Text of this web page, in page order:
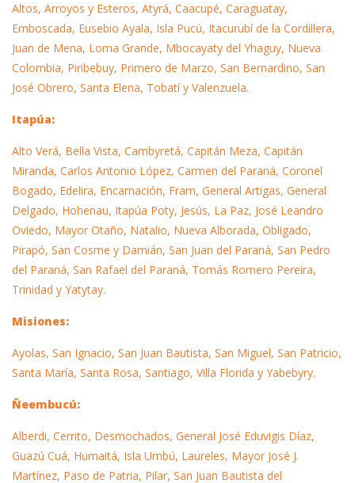
Altos, Arroyos y Esteros, Atyrá, Caacupé, Caraguatay,
Emboscada, Eusebio Ayala, Isla Pucú, Itacurubí de la Cordillera,
Juan de Mena, Loma Grande, Mbocayaty del Yhaguy, Nueva
Colombia, Piribebuy, Primero de Marzo, San Bernardino, San
José Obrero, Santa Elena, Tobatí y Valenzuela.
Itapúa:
Alto Verá, Bella Vista, Cambyretá, Capitán Meza, Capitán
Miranda, Carlos Antonio López, Carmen del Paraná, Coronel
Bogado, Edelira, Encarnación, Fram, General Artigas, General
Delgado, Hohenau, Itapúa Poty, Jesús, La Paz, José Leandro
Oviedo, Mayor Otaño, Natalio, Nueva Alborada, Obligado,
Pirapó, San Cosme y Damián, San Juan del Paraná, San Pedro
del Paraná, San Rafael del Paraná, Tomás Romero Pereira,
Trinidad y Yatytay.
Misiones:
Ayolas, San Ignacio, San Juan Bautista, San Miguel, San Patricio,
Santa María, Santa Rosa, Santiago, Villa Florida y Yabebyry.
Ñeembucú:
Alberdi, Cerrito, Desmochados, General José Eduvigis Díaz,
Guazú Cuá, Humaitá, Isla Umbú, Laureles, Mayor José J.
Martínez, Paso de Patria, Pilar, San Juan Bautista del